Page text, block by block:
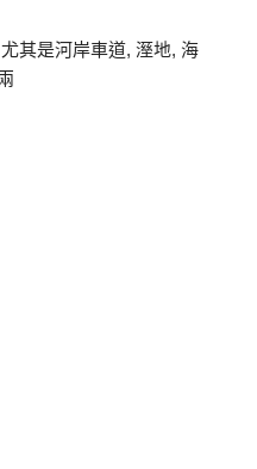
尤其是河岸車道, 溼地, 海